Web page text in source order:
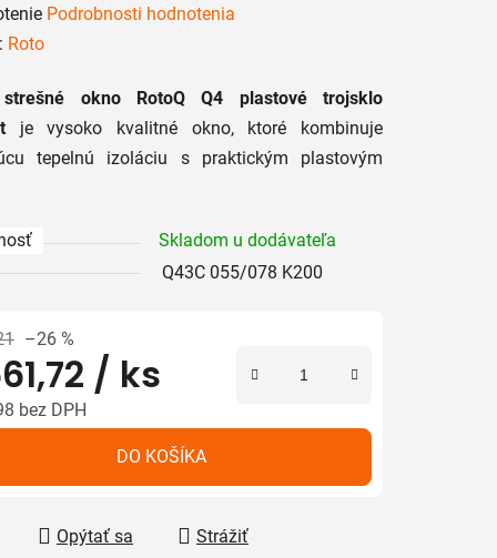
Podrobnosti hodnotenia
Roto
okno
RotoQ Q4 plastové trojsklo
je vysoko kvalitné okno, ktoré kombinuje
tepelnú izoláciu s praktickým plastovým
Skladom u dodávateľa
Q43C 055/078 K200
–26 %
/ ks
bez DPH
DO KOŠÍKA
Opýtať sa
Strážiť